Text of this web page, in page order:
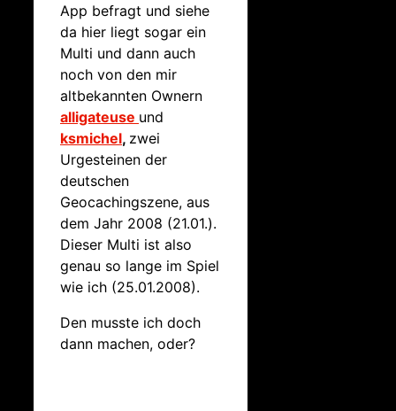
App befragt und siehe
da hier liegt sogar ein
Multi und dann auch
noch von den mir
altbekannten Ownern
alligateuse und
ksmichel, zwei
Urgesteinen der
deutschen
Geocachingszene, aus
dem Jahr 2008 (21.01.).
Dieser Multi ist also
genau so lange im Spiel
wie ich (25.01.2008).
Den musste ich doch
dann machen, oder?